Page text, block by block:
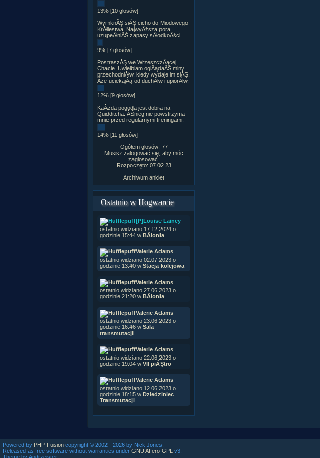
13% [10 głosów]
WymknĂŞ siĂŞ cicho do Miodowego
KrĂłlestwa. NajwyÂższa pora
uzupeÂłniĂŚ zapasy sÂłodkoÂści.
9% [7 głosów]
PostraszĂŞ we WrzeszczÂącej
Chacie. Uwielbiam oglÂądaĂŚ miny
przechodniĂłw, kiedy wydaje im siĂŞ,
Âże uciekajÂą od duchĂłw i upiorĂłw.
12% [9 głosów]
KaÂżda pogoda jest dobra na
Quidditcha. ÂŚnieg nie powstrzyma
mnie przed regularnymi treningami.
14% [11 głosów]
Ogółem głosów: 77
Musisz zalogować się, aby móc
zagłosować.
Rozpoczęto: 07.02.23
Archiwum ankiet
Ostatnio w Hogwarcie
[P]Louise Lainey
ostatnio widziano 17.12.2024 o
godzinie 15:44 w BÂłonia
Valerie Adams
ostatnio widziano 02.07.2023 o
godzinie 13:40 w Stacja kolejowa
Valerie Adams
ostatnio widziano 27.06.2023 o
godzinie 21:20 w BÂłonia
Valerie Adams
ostatnio widziano 23.06.2023 o
godzinie 16:46 w Sala
transmutacji
Valerie Adams
ostatnio widziano 22.06.2023 o
godzinie 19:04 w VII piĂŞtro
Valerie Adams
ostatnio widziano 12.06.2023 o
godzinie 18:15 w Dziedziniec
Transmutacji
Powered by PHP-Fusion copyright © 2002 - 2026 by Nick Jones.
Released as free software without warranties under GNU Affero GPL
v3.